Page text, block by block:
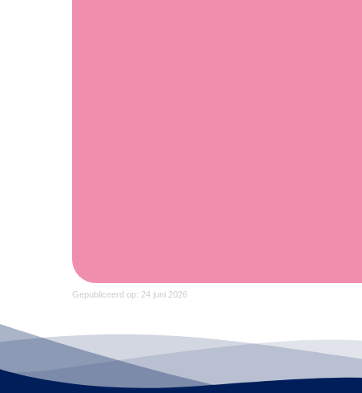
Gepubliceerd op: 24 juni 2026